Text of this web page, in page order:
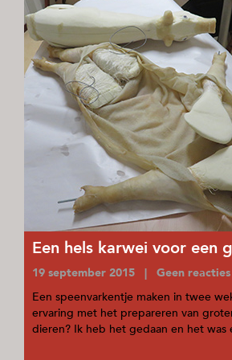
Een hels karwei voor een
19 september 2015 | Geen reacties
Een speenvarkentje maken in twee
ervaring met het prepareren van
dieren? Ik heb het gedaan en het was